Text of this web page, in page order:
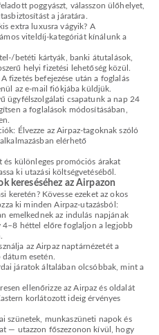
poggyászt, válasszon ülőhelyet,
a járatára.
extra luxusra vágyik? A
viteldíj-kategóriát kínálunk a
betéti kártyák, banki átutalások,
helyi fizetési lehetőség közül.
fizetés befejezése után a foglalás
az e-mail fiókjába küldjük.
ügyfélszolgálati csapatunk a nap 24
a foglalások módosításában,
Élvezze az Airpaz-tagoknak szóló
elérhető
és különleges promóciós árakat
ki utazási költségvetéséből.
kereséséhez az Airpazon
keretén? Kövesse ezeket az okos
ki minden Airpaz-utazásból:
emelkednek az indulás napjának
4–8 héttel előre foglaljon a legjobb
az Airpaz naptárnézetét a
esetén.
járatok általában olcsóbbak, mint a
ellenőrizze az Airpaz és oldalát
korlátozott ideig érvényes
szünetek, munkaszüneti napok és
— utazzon főszezonon kívül, hogy